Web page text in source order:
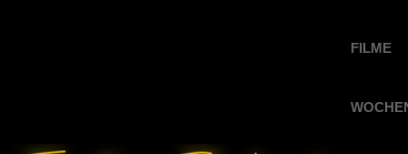
FILME